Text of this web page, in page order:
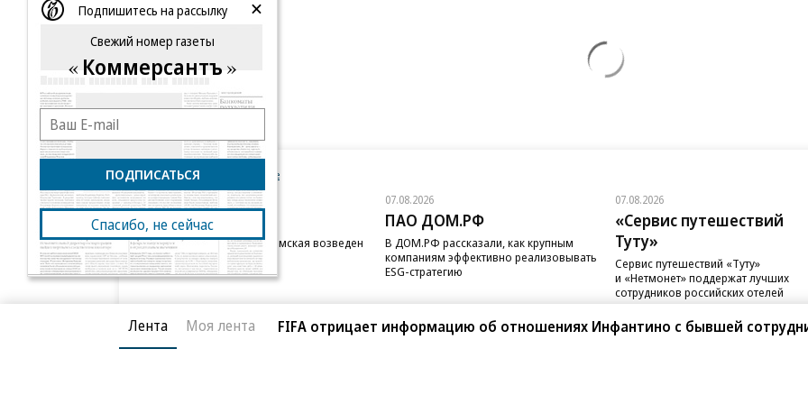
Новости компаний Все
07.08.2026
STONE
Бизнес-центр STONE Римская возведен
в полную высоту
07.08.2026
ПАО ДОМ.РФ
В ДОМ.РФ рассказали, как крупным
компаниям эффективно реализовывать
ESG-стратегию
07.08.2026
«Сервис путешествий
Туту»
Сервис путешествий «Туту»
и «Нетмонет» поддержат лучших
сотрудников российских отелей
Лента Моя лента FIFA отрицает информацию об отношениях Инфантино с бывшей
Подпишитесь на рассылку
Свежий номер газеты
Коммерсантъ
ПОДПИСАТЬСЯ
Спасибо, не сейчас